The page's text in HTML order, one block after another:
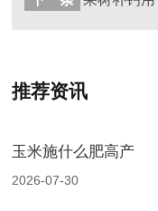
推荐资讯
玉米施什么肥高产
2026-07-30